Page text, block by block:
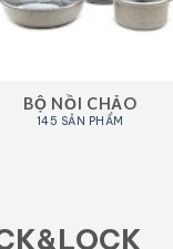
BỘ NỒI CHẢO
145 SẢN PHẨM